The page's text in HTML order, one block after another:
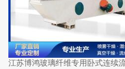
江苏博鸿玻璃纤维专用卧式连续